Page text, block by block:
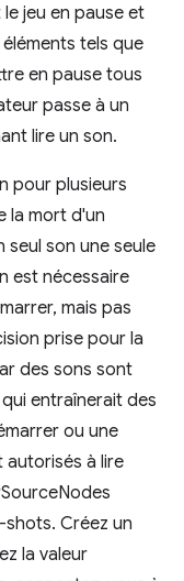
jeu en pause et
tels que
en pause tous
passe à un
lire un son.
pour plusieurs
la mort d'un
seul son une seule
est nécessaire
mais pas
prise pour la
des sons sont
entraînerait des
ou une
autorisés à lire
Créez un
la valeur